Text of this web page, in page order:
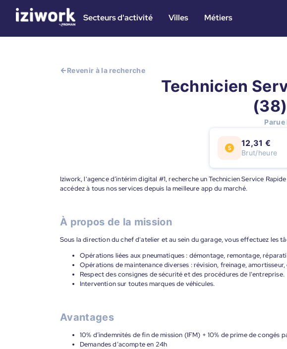
Secteurs d'activité Villes Métiers
Revenir à la recherche
Technicien
12,31 €
Brut/heure
Iziwork, l'agence d’intérim digital #1, recherche un Technicien Service
accédez à tous nos services depuis la meilleure app du marché.
À propos de la mission
Sous la direction du chef d'atelier et au sein du garage, vous effectuez les
Opérations liées aux pneumatiques : démontage, remontage,
Opérations de maintenance diverses : révision, freinage,
Respect des consignes de sécurité et des procédures de l'entreprise.
Intervention sur toutes marques de véhicules.
Avantages
10% d’indemnités de fin de mission (IFM) + 10% de prime de congés
Demandes d’acompte en 24h